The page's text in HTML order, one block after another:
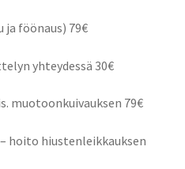
ja föönaus) 79€
yhteydessä 30€
muotoonkuivauksen 79€
hoito hiustenleikkauksen